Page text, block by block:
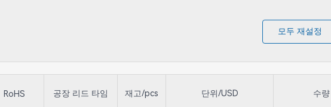
모두 재설정
RoHS 공장 리드 타임 재고/pcs 단위/USD 수량